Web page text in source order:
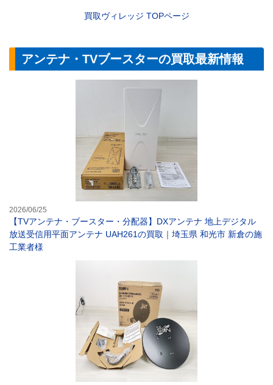
買取ヴィレッジ TOPページ
アンテナ・TVブースターの買取最新情報
2026/06/25
【TVアンテナ・ブースター・分配器】DXアンテナ 地上デジタル
放送受信用平面アンテナ UAH261の買取｜埼玉県 和光市 新倉の施
工業者様